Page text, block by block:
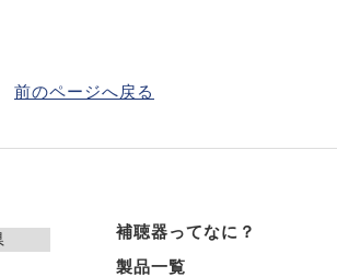
前のページへ戻る
補聴器ってなに？
製品一覧